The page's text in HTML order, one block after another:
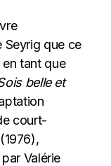
Seyrig que ce
tant que
belle et
court-
Valérie